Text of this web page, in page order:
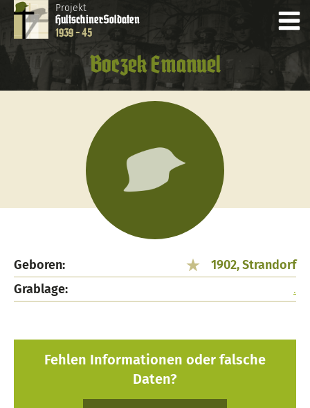
Projekt
HultschinerSoldaten
1939 - 45
Boczek Emanuel
Geboren:
1902, Strandorf
Grablage:
.
Fehlen Informationen oder falsche
Daten?